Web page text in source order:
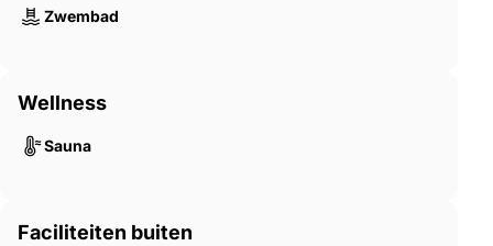
Zwembad
Wellness
Sauna
Faciliteiten buiten